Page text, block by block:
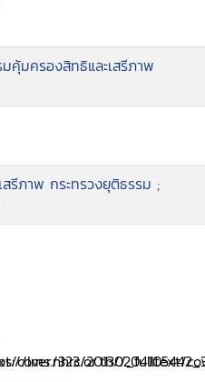
คุ้มครองสิทธิและเสรีภาพ
รีภาพ กระทรวงยุติธรรม ;